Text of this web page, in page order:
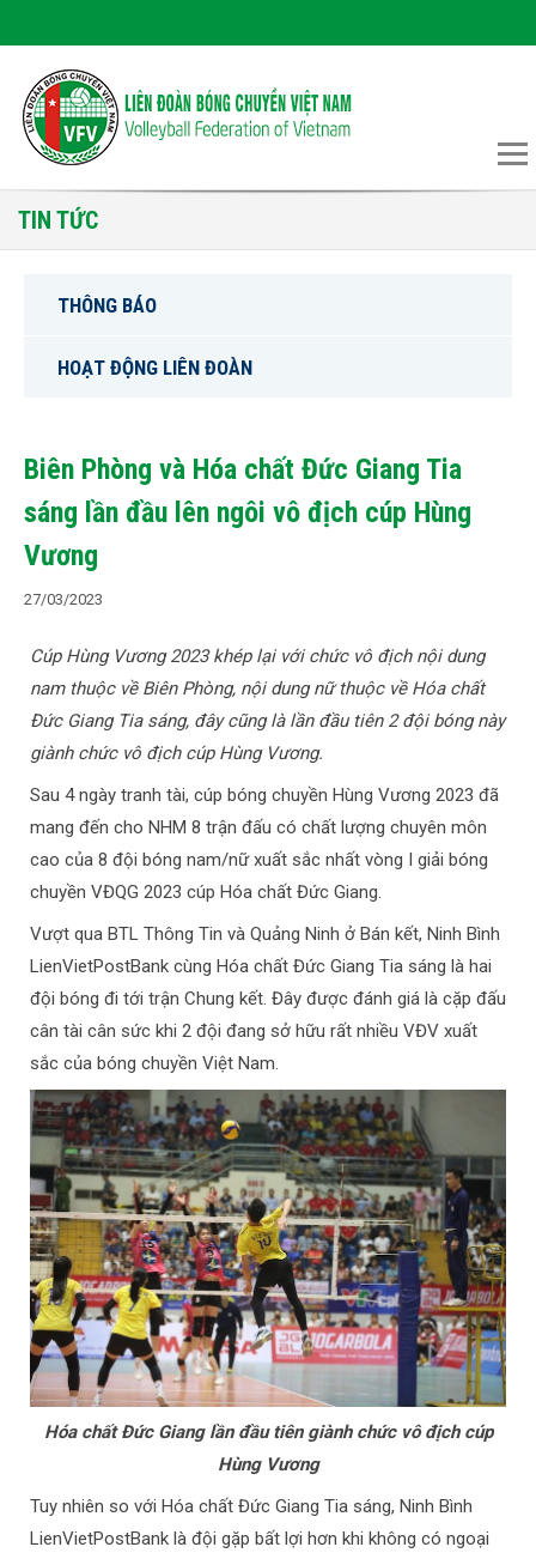
TIN TỨC
THÔNG BÁO
HOẠT ĐỘNG LIÊN ĐOÀN
Biên Phòng và Hóa chất Đức Giang Tia
sáng lần đầu lên ngôi vô địch cúp Hùng
Vương
27/03/2023
Cúp Hùng Vương 2023 khép lại với chức vô địch nội dung
nam thuộc về Biên Phòng, nội dung nữ thuộc về Hóa chất
Đức Giang Tia sáng, đây cũng là lần đầu tiên 2 đội bóng này
giành chức vô địch cúp Hùng Vương.
Sau 4 ngày tranh tài, cúp bóng chuyền Hùng Vương 2023 đã
mang đến cho NHM 8 trận đấu có chất lượng chuyên môn
cao của 8 đội bóng nam/nữ xuất sắc nhất vòng I giải bóng
chuyền VĐQG 2023 cúp Hóa chất Đức Giang.
Vượt qua BTL Thông Tin và Quảng Ninh ở Bán kết, Ninh Bình
LienVietPostBank cùng Hóa chất Đức Giang Tia sáng là hai
đội bóng đi tới trận Chung kết. Đây được đánh giá là cặp đấu
cân tài cân sức khi 2 đội đang sở hữu rất nhiều VĐV xuất
sắc của bóng chuyền Việt Nam.
Hóa chất Đức Giang lần đầu tiên giành chức vô địch cúp
Hùng Vương
Tuy nhiên so với Hóa chất Đức Giang Tia sáng, Ninh Bình
LienVietPostBank là đội gặp bất lợi hơn khi không có ngoại